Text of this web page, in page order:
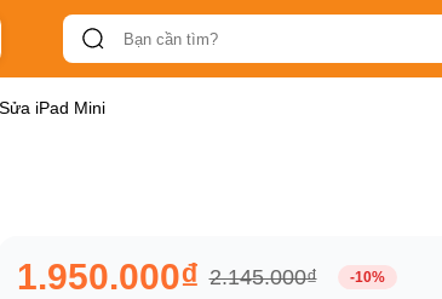
Sửa iPad Mini
1.950.000₫ 2.145.000₫ -10%